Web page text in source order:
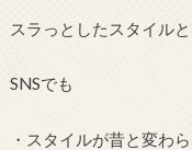
スラっとしたスタイル
SNSでも
・スタイルが昔と変わ